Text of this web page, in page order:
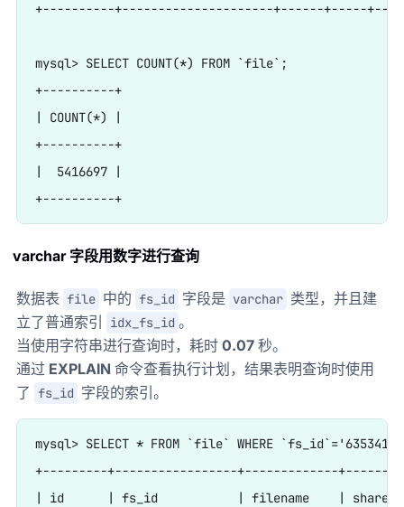
+----------+---------------------+------+-----
mysql> SELECT COUNT(*) FROM `file`;
+----------+
| COUNT(*) |
+----------+
|  5416697 |
varchar 字段用数字进行查询
数据表 file 中的 fs_id 字段是 varchar 类型，并且建
立了普通索引
idx_fs_id 。
当使用字符串进行查询时，耗时 0.07 秒。
通过 EXPLAIN 命令查看执行计划，结果表明查询时使用
了 fs_id 字段的索引。
mysql> SELECT * FROM `file` WHERE
+---------+-----------------+-------------
| id      | fs_id           | filename    |